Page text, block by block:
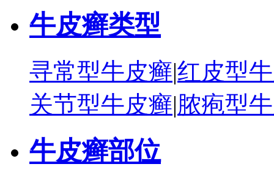
牛皮癣类型
寻常型牛皮癣|红皮型
关节型牛皮癣|脓疱型
牛皮癣部位